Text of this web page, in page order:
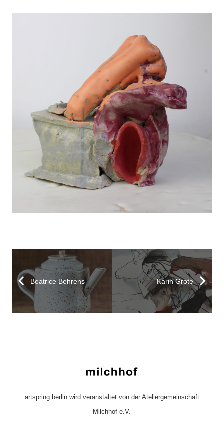
Beatrice Behrens Karin Grote
artspring berlin wird veranstaltet von der Ateliergemeinschaft
Milchhof e.V.